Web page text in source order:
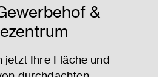
&
jetzt Ihre Fläche und